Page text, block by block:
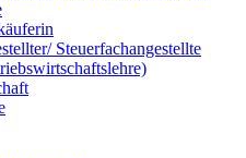
Steuerfachangestellte